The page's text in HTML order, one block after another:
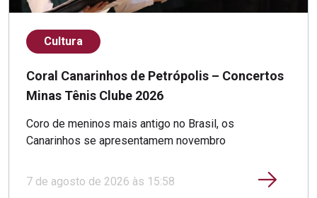
Cultura
Coral Canarinhos de Petrópolis – Concertos
Minas Tênis Clube 2026
Coro de meninos mais antigo no Brasil, os
Canarinhos se apresentamem novembro
7 de agosto de 2026 às 15:58